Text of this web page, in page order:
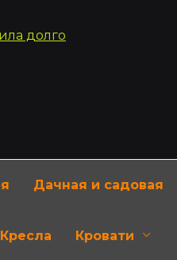
Дачная и садовая
Кресла Кровати